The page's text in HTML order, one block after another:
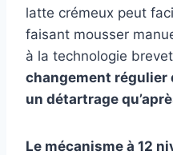
latte crémeux peut
faisant mousser
à la technologie
changement
un détartrage
Le mécanisme à 12